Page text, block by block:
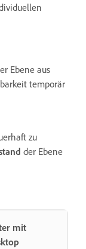
Ebene aus
temporär
zu
der Ebene
mit